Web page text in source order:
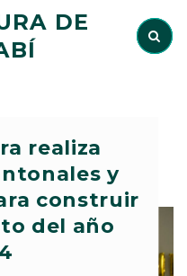
DE
realiza
y
construir
del año